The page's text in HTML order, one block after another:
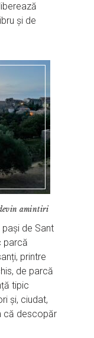
și de
amintiri
de Sant
parcă
printre
de parcă
tipic
și, ciudat,
că descopăr